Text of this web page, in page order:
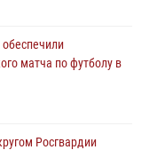
военном
матча по футболу в
Росгвардии